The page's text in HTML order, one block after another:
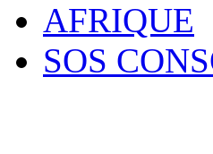
AFRIQUE
SOS